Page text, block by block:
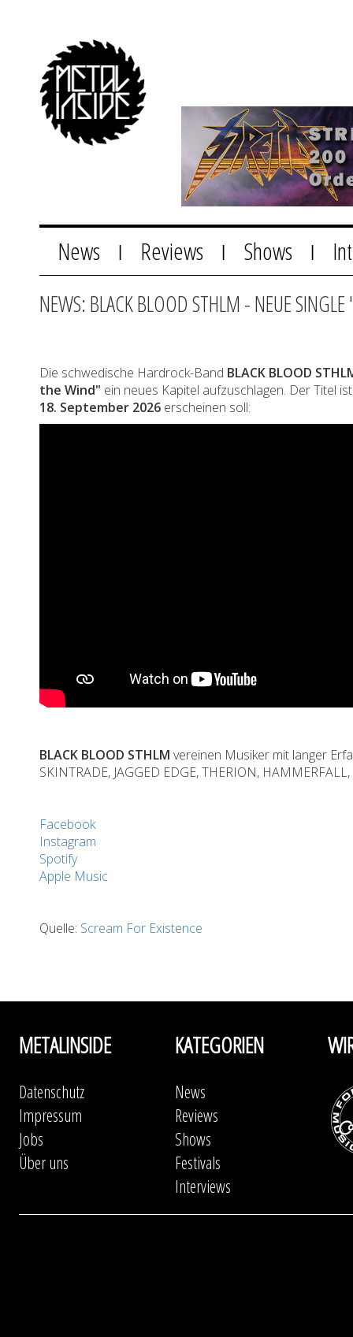
News Reviews Shows
NEWS: BLACK BLOOD STHLM - NEUE
Die schwedische Hardrock-Band BLACK BLOOD
the Wind" ein neues Kapitel aufzuschlagen. Der Titel
18. September 2026 erscheinen soll:
BLACK BLOOD STHLM vereinen Musiker mit langer
SKINTRADE, JAGGED EDGE, THERION,
Facebook
Instagram
Spotify
Apple Music
Quelle: Scream For Existence
METALINSIDE
Datenschutz
Impressum
Jobs
Über uns
KATEGORIEN
News
Reviews
Shows
Festivals
Interviews